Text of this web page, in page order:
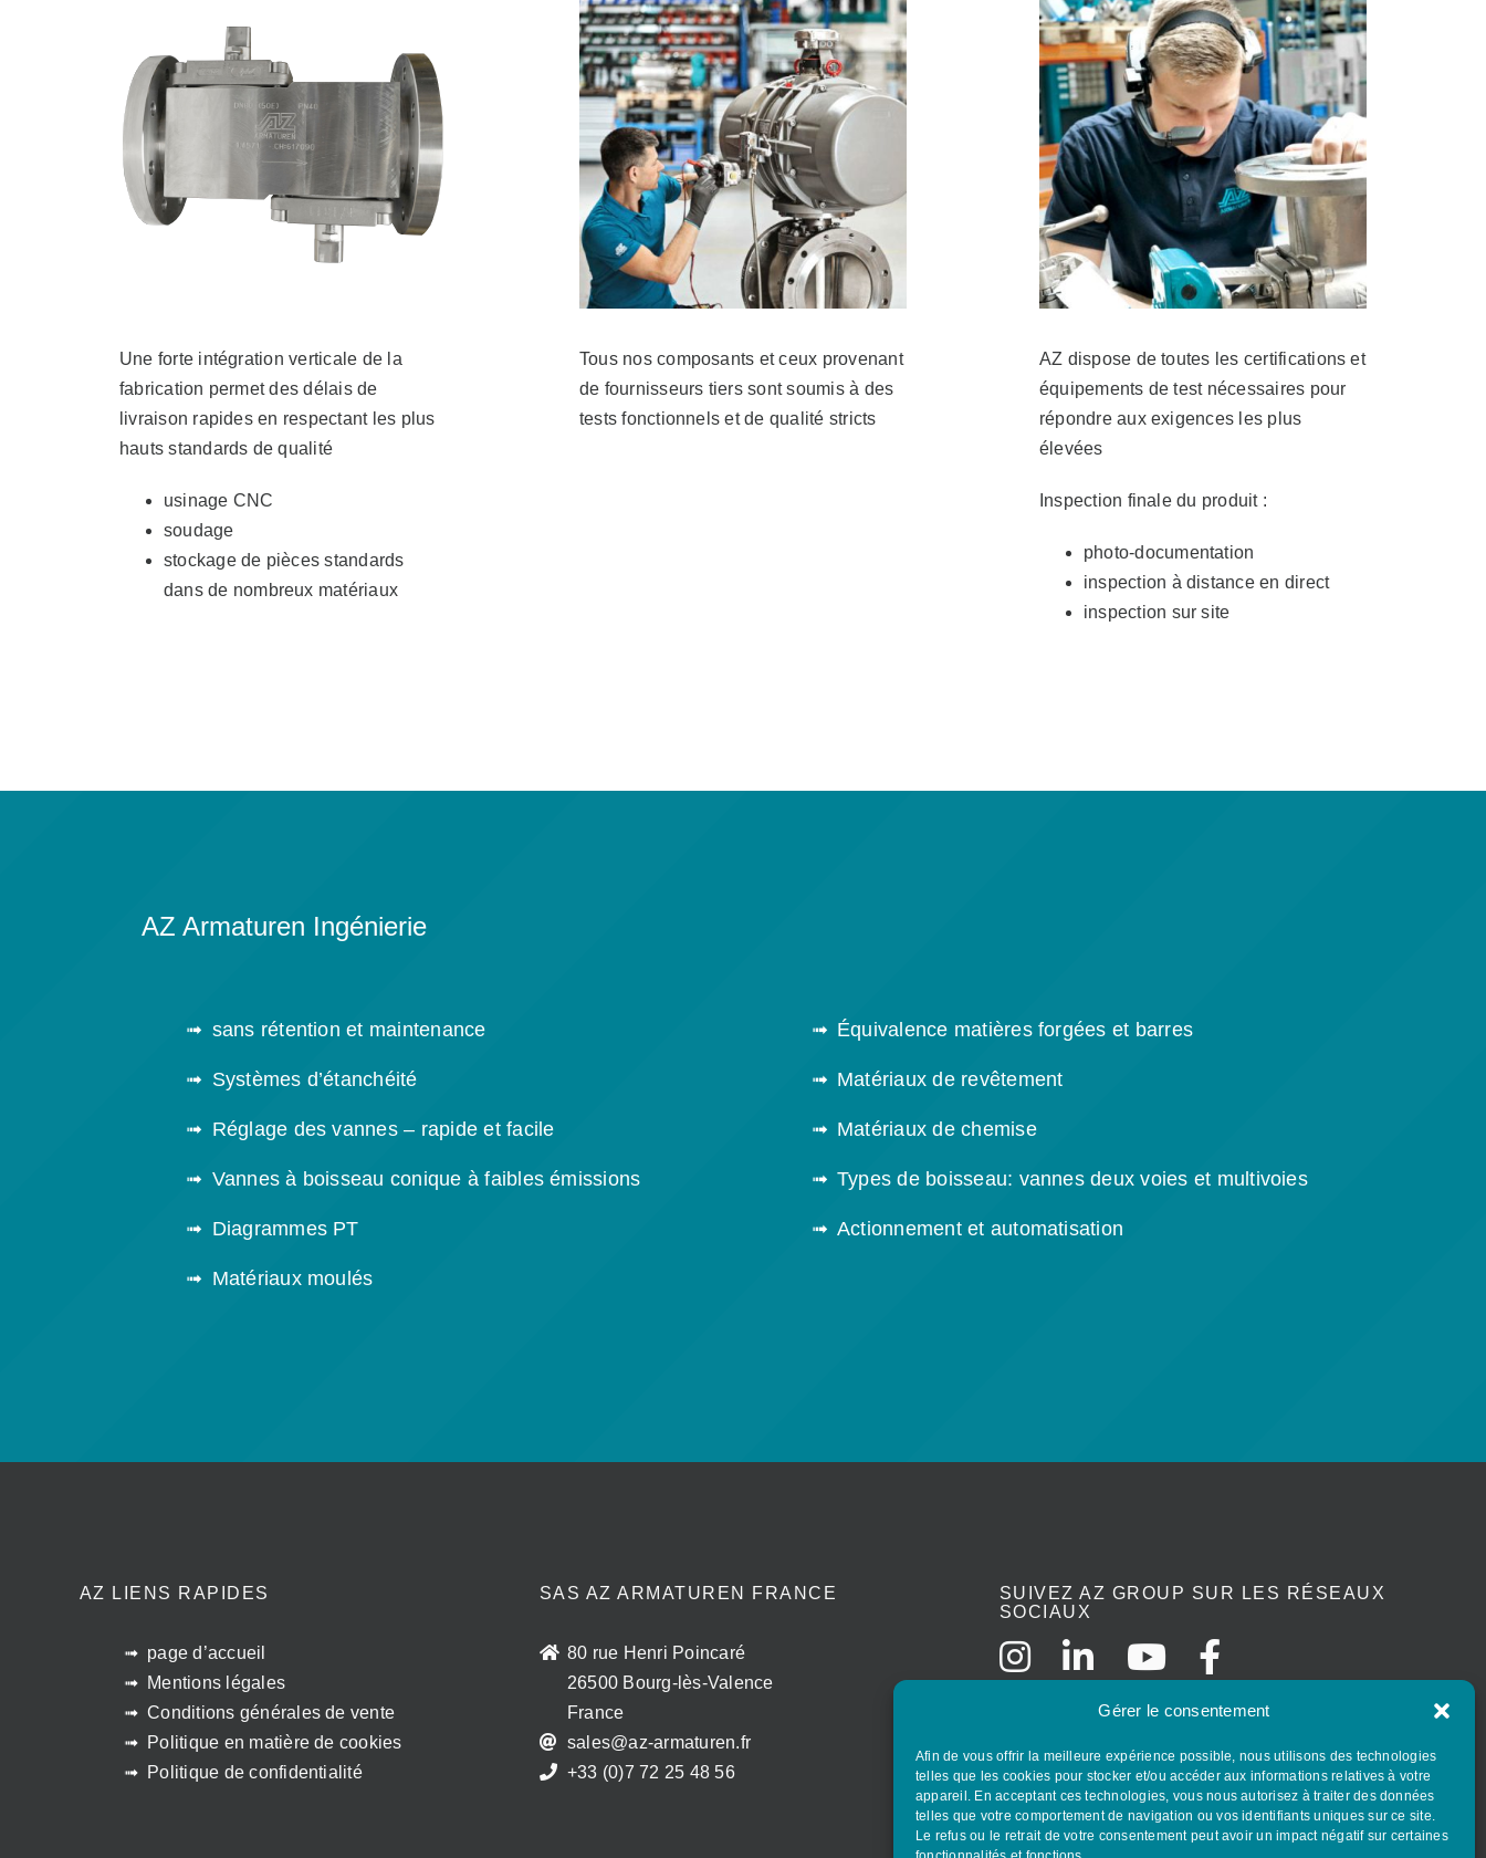
Gérer le consentement
Afin de vous offrir la meilleure expérience possible, nous utilisons des technologies
telles que les cookies pour stocker et/ou accéder aux informations relatives à votre
appareil. En acceptant ces technologies, vous nous autorisez à traiter des données
telles que votre comportement de navigation ou vos identifiants uniques sur ce site.
Le refus ou le retrait de votre consentement peut avoir un impact négatif sur certaines
Une forte intégration verticale de la
fabrication permet des délais de
livraison rapides en respectant les plus
hauts standards de qualité
usinage CNC
soudage
stockage de pièces standards
dans de nombreux matériaux
Tous nos composants et ceux provenant
de fournisseurs tiers sont soumis à des
tests fonctionnels et de qualité stricts
AZ dispose de toutes les certifications et
équipements de test nécessaires pour
répondre aux exigences les plus
élevées
Inspection finale du produit :
photo-documentation
inspection à distance en direct
inspection sur site
AZ Armaturen Ingénierie
sans rétention et maintenance
Systèmes d’étanchéité
Réglage des vannes – rapide et facile
Vannes à boisseau conique à faibles émissions
Diagrammes PT
Matériaux moulés
Équivalence matières forgées et barres
Matériaux de revêtement
Matériaux de chemise
Types de boisseau: vannes deux voies et multivoies
Actionnement et automatisation
AZ LIENS RAPIDES
page d’accueil
Mentions légales
Conditions générales de vente
Politique en matière de cookies
Politique de confidentialité
SAS AZ ARMATUREN FRANCE
80 rue Henri Poincaré
26500 Bourg-lès-Valence
France
sales@az-armaturen.fr
+33 (0)7 72 25 48 56
SUIVEZ AZ GROUP SUR LES RÉSEAUX
SOCIAUX